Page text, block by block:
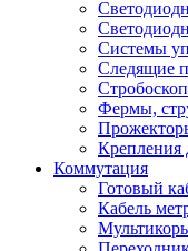
Системы
Следящие
Фермы,
Крепления
Коммутация
Готовый
Кабель